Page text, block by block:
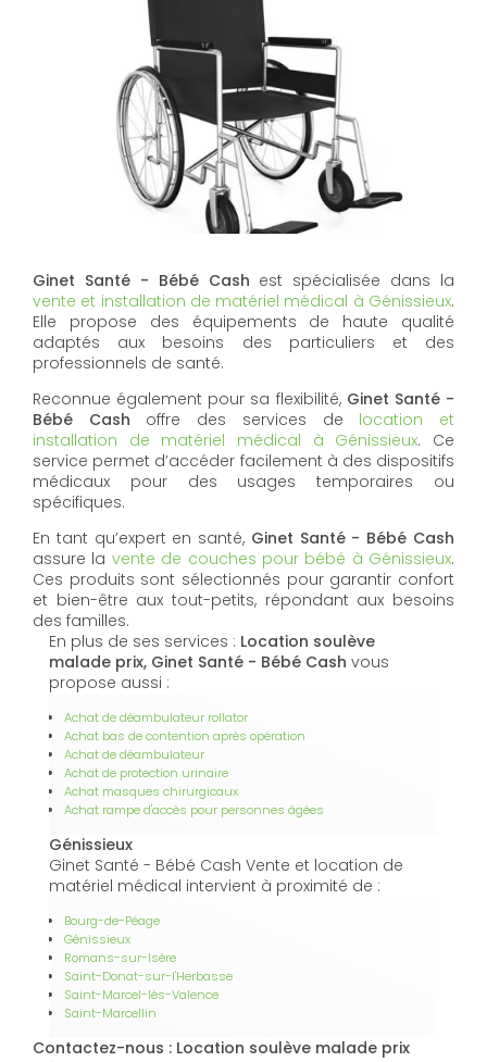
Ginet Santé - Bébé Cash est spécialisée dans la
vente et installation de matériel médical à Génissieux.
Elle propose des équipements de haute qualité
adaptés aux besoins des particuliers et des
professionnels de santé.
Reconnue également pour sa flexibilité, Ginet Santé -
Bébé Cash offre des services de location et
installation de matériel médical à Génissieux. Ce
service permet d’accéder facilement à des dispositifs
médicaux pour des usages temporaires ou
spécifiques.
En tant qu’expert en santé, Ginet Santé - Bébé Cash
assure la vente de couches pour bébé à Génissieux.
Ces produits sont sélectionnés pour garantir confort
et bien-être aux tout-petits, répondant aux besoins
des familles.
En plus de ses services : Location soulève
malade prix, Ginet Santé - Bébé Cash vous
propose aussi :
Achat de déambulateur rollator
Achat bas de contention après opération
Achat de déambulateur
Achat de protection urinaire
Achat masques chirurgicaux
Achat rampe d'accès pour personnes âgées
Génissieux
Ginet Santé - Bébé Cash Vente et location de
matériel médical intervient à proximité de :
Bourg-de-Péage
Génissieux
Romans-sur-Isère
Saint-Donat-sur-l'Herbasse
Saint-Marcel-lès-Valence
Saint-Marcellin
Contactez-nous : Location soulève malade prix